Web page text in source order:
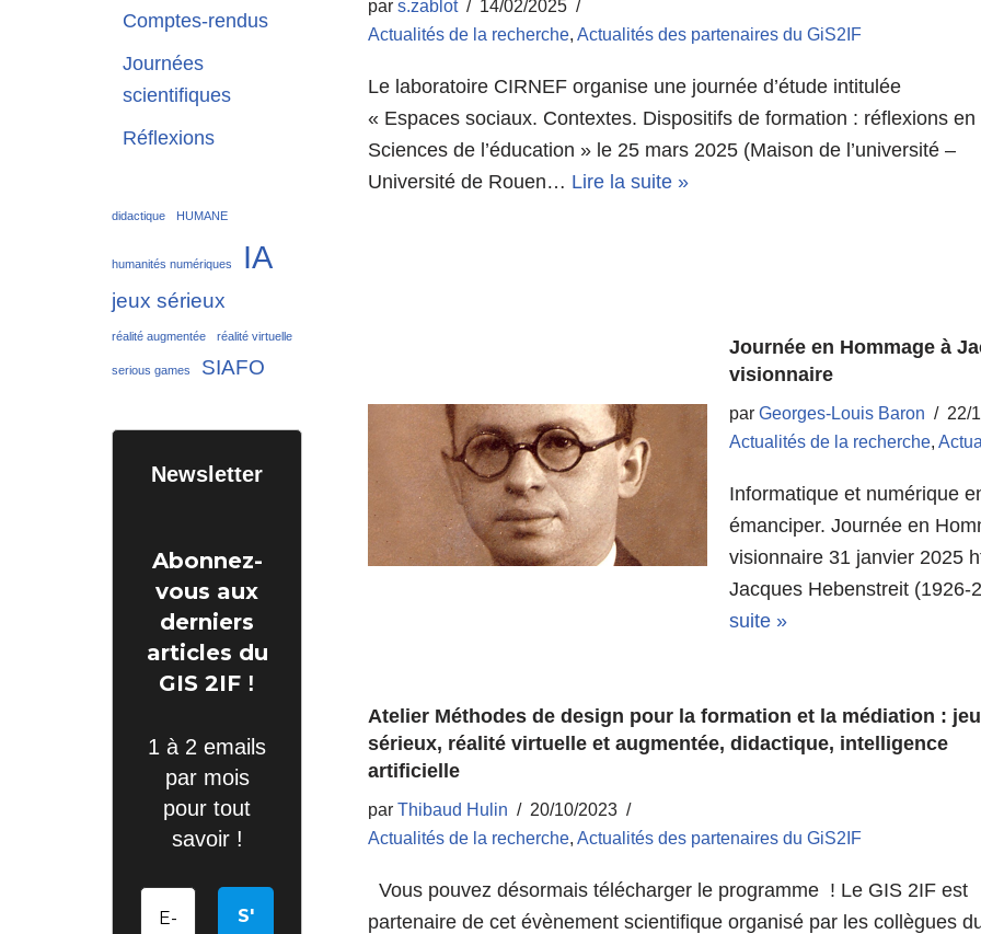
Comptes-rendus
Journées
scientifiques
Réflexions
didactique HUMANE
humanités numériques IA
jeux sérieux
réalité augmentée réalité virtuelle
serious games SIAFO
Newsletter
Abonnez-
vous aux
derniers
articles du
GIS 2IF !
1 à 2 emails
par mois
pour tout
savoir !
par s.zablot
14/02/2025
Actualités de la recherche, Actualités des partenaires du GiS2IF
Le laboratoire CIRNEF organise une journée d’étude intitulée
« Espaces sociaux. Contextes. Dispositifs de formation : réflexions en
Sciences de l’éducation » le 25 mars 2025 (Maison de l’université –
Université de Rouen… Lire la suite »
Journée en Hommage à
visionnaire
parGeorges-Louis Baron
22/
Actualités de la recherche,
Informatique et numérique
émanciper. Journée en
visionnaire 31 janvier 2025
Jacques Hebenstreit
suite »
Atelier Méthodes de design pour la formation et la médiation :
sérieux, réalité virtuelle et augmentée, didactique, intelligence
artificielle
par Thibaud Hulin
20/10/2023
Actualités de la recherche, Actualités des partenaires du GiS2IF
Vous pouvez désormais télécharger le programme ! Le GIS 2IF est
partenaire de cet évènement scientifique organisé par les collègues